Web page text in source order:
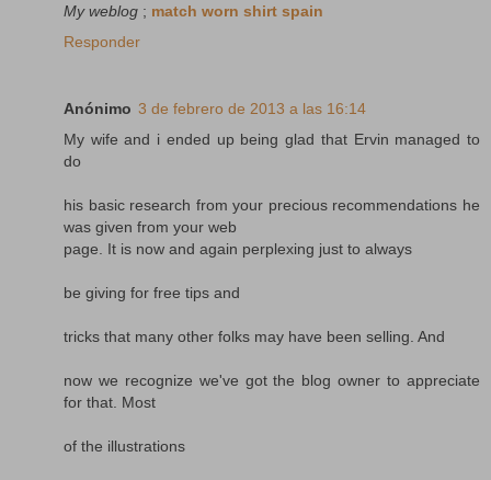
My weblog ; match worn shirt spain
Responder
Anónimo 3 de febrero de 2013 a las 16:14
My wife and i ended up being glad that Ervin managed to
do
his basic research from your precious recommendations he
was given from your web
page. It is now and again perplexing just to always
be giving for free tips and
tricks that many other folks may have been selling. And
now we recognize we've got the blog owner to appreciate
for that. Most
of the illustrations